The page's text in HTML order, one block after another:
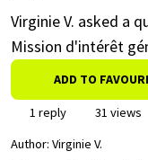
Virginie V. asked a
Mission d'intérêt
ADD TO
1 reply
31 views
Author: Virginie V.